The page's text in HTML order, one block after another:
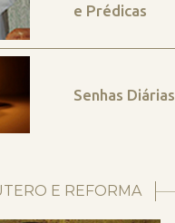
e Prédicas
Senhas Diárias
E REFORMA